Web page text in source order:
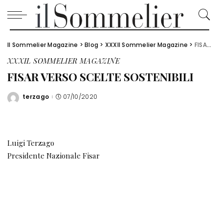
Il Sommelier Magazine >Blog > XXXIl Sommelier Magazine > FISAR VERSO SCELTE SOSTENIBILI
XXXIL SOMMELIER MAGAZINE
FISAR VERSO SCELTE SOSTENIBILI
Posted
terzago 07/10/2020
Luigi Terzago
Presidente Nazionale Fisar